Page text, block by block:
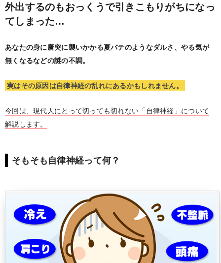
外出するのもおっくうで引きこもりがちになっ
てしまった…
あなたの身に唐突に襲いかかる夏バテのようなダルさ、やる気が
無くなるなどの謎の不調。
実はその原因は自律神経の乱れにあるかもしれません。
今回は、現代人にとって切っても切れない「自律神経」について
解説します。
そもそも自律神経って何？